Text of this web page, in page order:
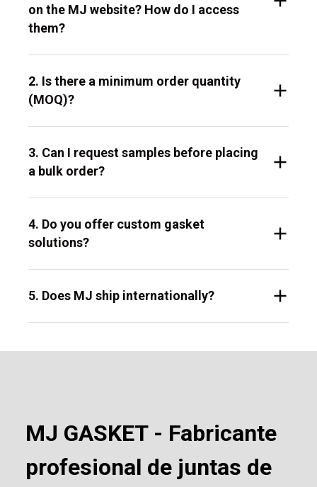
on the MJ website? How do I access
them?
2. Is there a minimum order quantity
(MOQ)?
3. Can I request samples before placing
a bulk order?
4. Do you offer custom gasket
solutions?
5. Does MJ ship internationally?
MJ GASKET - Fabricante
profesional de juntas de